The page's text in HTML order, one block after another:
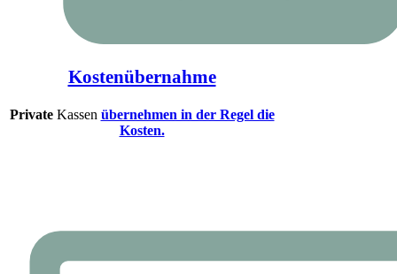
Kostenübernahme
PrivateKassen übernehmen in der Regel die
Kosten.